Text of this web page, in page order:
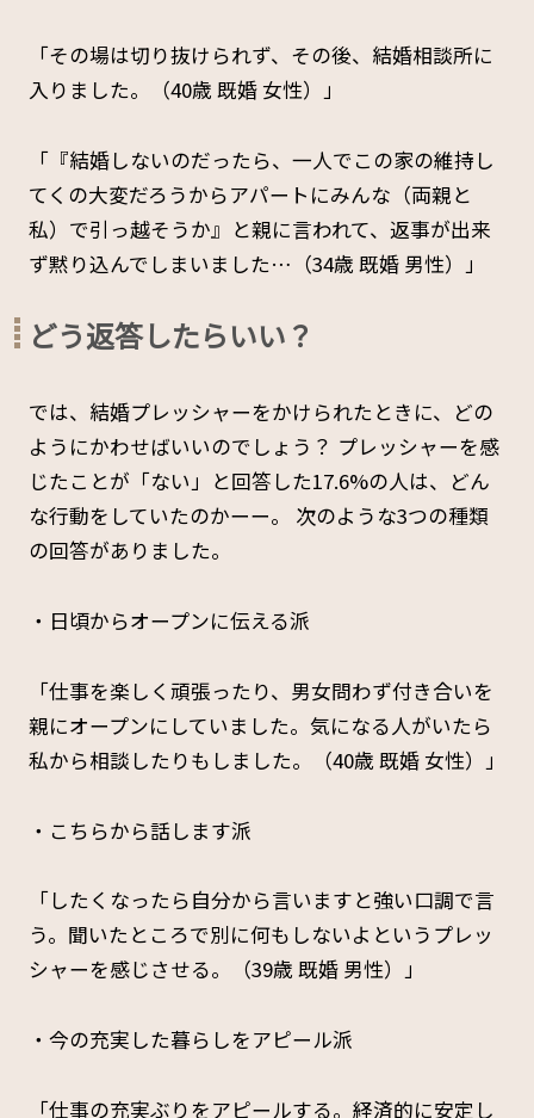
「その場は切り抜けられず、その後、結婚相談所に
入りました。（40歳 既婚 女性）」
「『結婚しないのだったら、一人でこの家の維持し
てくの大変だろうからアパートにみんな（両親と
私）で引っ越そうか』と親に言われて、返事が出来
ず黙り込んでしまいました…（34歳 既婚 男性）」
どう返答したらいい？
では、結婚プレッシャーをかけられたときに、どの
ようにかわせばいいのでしょう？ プレッシャーを感
じたことが「ない」と回答した17.6%の人は、どん
な行動をしていたのかーー。 次のような3つの種類
の回答がありました。
・日頃からオープンに伝える派
「仕事を楽しく頑張ったり、男女問わず付き合いを
親にオープンにしていました。気になる人がいたら
私から相談したりもしました。（40歳 既婚 女性）」
・こちらから話します派
「したくなったら自分から言いますと強い口調で言
う。聞いたところで別に何もしないよというプレッ
シャーを感じさせる。（39歳 既婚 男性）」
・今の充実した暮らしをアピール派
「仕事の充実ぶりをアピールする。経済的に安定し